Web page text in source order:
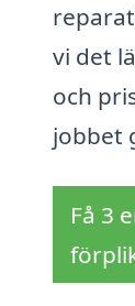
vi det
och
jobbet
Få 3